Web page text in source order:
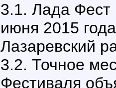
3.1. Лада Фест
июня 2015
Лазаревский
3.2. Точное
Фестиваля